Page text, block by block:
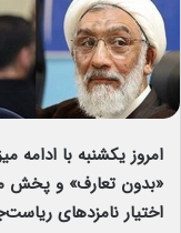
امروز یکشنبه با ادامه
«بدون تعارف» و پخش
اختیار نامزدهای